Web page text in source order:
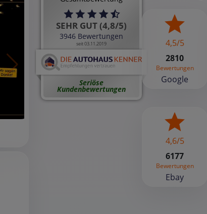
SEHR GUT (4,8/5)
3946 Bewertungen
seit 03.11.2019
Seriöse
Kundenbewertungen
4,5/5
2810
Bewertungen
Google
4,6/5
6177
Bewertungen
Ebay